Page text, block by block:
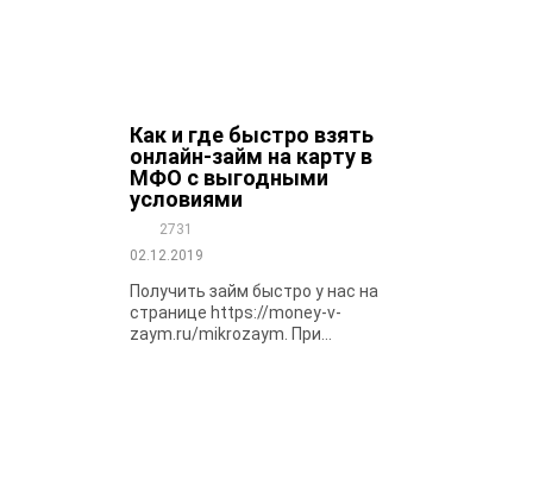
Как и где быстро взять
онлайн-займ на карту в
МФО с выгодными
условиями
2731
02.12.2019
Получить займ быстро у нас на
странице https://money-v-
zaym.ru/mikrozaym. При...